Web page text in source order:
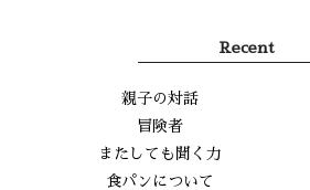
Recent
親子の対話
冒険者
またしても聞く力
食パンについて